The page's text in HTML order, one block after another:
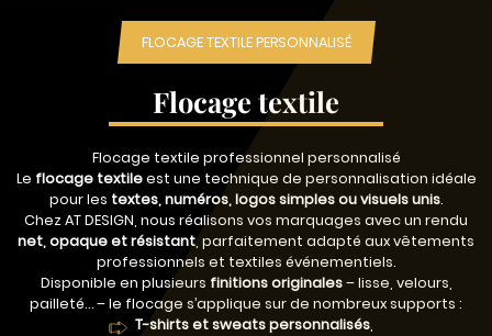
FLOCAGE TEXTILE PERSONNALISÉ
Flocage textile
Flocage textile professionnel personnalisé
Le flocage textileest une technique de personnalisation idéale
pour les textes, numéros, logos simples ou visuels unis.
Chez AT DESIGN, nous réalisons vos marquages avec un rendu
net, opaque et résistant, parfaitement adapté aux vêtements
professionnels et textiles événementiels.
Disponible en plusieurs finitions originales– lisse, velours,
pailleté… – le flocage s’applique sur de nombreux supports :
T-shirts et sweats personnalisés,